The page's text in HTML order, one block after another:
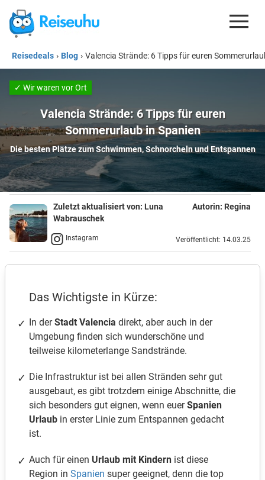
REISEDEALS
KREDITKARTEN
ESIM
REISEBLOG
Reisedeals › Blog › Valencia Strände: 6 Tipps für euren
✓ Wir waren vor Ort
Valencia Strände: 6 Tipps für euren
Sommerurlaub in Spanien
Die besten Plätze zum Schwimmen, Schnorcheln und Entspannen
Autorin: Regina
Zuletzt aktualisiert von: Luna
Wabrauschek
Instagram Veröffentlicht: 14.03.25
Das Wichtigste in Kürze:
In derStadt Valencia direkt, aber auch in der
Umgebung finden sich wunderschöne und
teilweise kilometerlange Sandstrände.
Die Infrastruktur ist bei allen Stränden sehr gut
ausgebaut, es gibt trotzdem einige Abschnitte, die
sich besonders gut eignen, wenn euerSpanien
Urlaub in erster Linie zum Entspannen gedacht
ist.
Auch für einen Urlaub mit Kindern ist diese
Region in Spanien super geeignet, denn die top